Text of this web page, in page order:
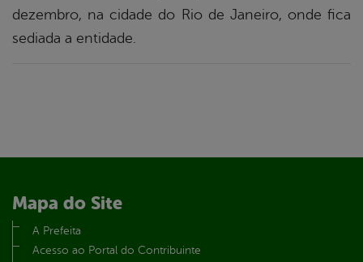
dezembro, na cidade do Rio de Janeiro, onde fica
sediada a entidade.
Mapa do Site
A Prefeita
Acesso ao Portal do Contribuinte